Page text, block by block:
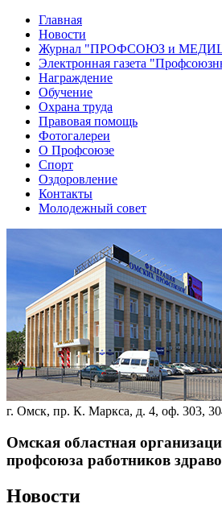
Главная
Новости
Журнал "ПРОФСОЮЗ и
Электронная газета
Награждение
Обучение
Охрана труда
Правовая помощь
Фотогалереи
О Профсоюзе
Спорт
Оздоровление
Контакты
Молодежный совет
г. Омск, пр. К. Маркса, д. 4, оф. 303,
Омская областная
профсоюза работников
Новости